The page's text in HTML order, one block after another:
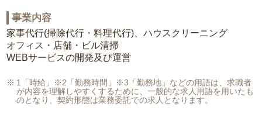
事業内容
家事代行(掃除代行・料理代行)、ハウスクリーニング
オフィス・店舗・ビル清掃
WEBサービスの開発及び運営
1「時給」※2「勤務時間」※3「勤務地」などの用語は、求職者
が内容を理解しやすくするために、一般的な求人用語を用いたも
のとなり、契約形態は業務委託での求人となります。